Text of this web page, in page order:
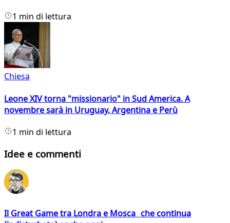
1 min di lettura
Chiesa
Leone XIV torna "missionario" in Sud America. A
novembre sarà in Uruguay, Argentina e Perù
1 min di lettura
Idee e commenti
Il Great Game tra Londra e Mosca che continua